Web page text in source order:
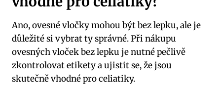
Ano, ovesné vločky mohou být bez lepku, ale je
důležité si vybrat ty správné. Při nákupu
ovesných vloček bez lepku je nutné pečlivě
zkontrolovat etikety a ujistit se, že jsou
skutečně vhodné pro celiatiky.